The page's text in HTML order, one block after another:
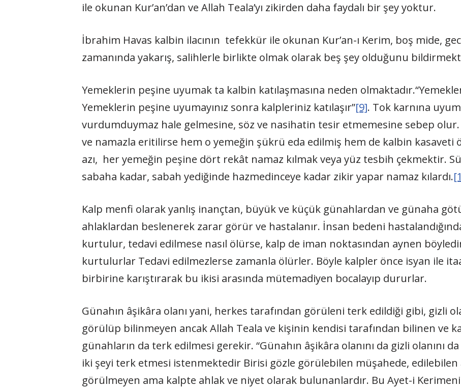
ile okunan Kur’an’dan ve Allah Teala’yı zikirden daha faydalı bir şey yoktur.
İbrahim Havas kalbin ilacının tefekkür ile okunan Kur’an-ı Kerim, boş mide,
zamanında yakarış, salihlerle birlikte olmak olarak beş şey olduğunu
Yemeklerin peşine uyumak ta kalbin katılaşmasına neden
Yemeklerin peşine uyumayınız sonra kalpleriniz katılaşır”[9]. Tok karnına
vurdumduymaz hale gelmesine, söz ve nasihatin tesir etmemesine sebep
ve namazla eritilirse hem o yemeğin şükrü eda edilmiş hem de kalbin kasaveti
azı, her yemeğin peşine dört rekât namaz kılmak veya yüz tesbih çekmektir.
sabaha kadar, sabah yediğinde hazmedinceye kadar zikir yapar namaz kılardı.
Kalp menfi olarak yanlış inançtan, büyük ve küçük günahlardan ve günaha
ahlaklardan beslenerek zarar görür ve hastalanır. İnsan bedeni
kurtulur, tedavi edilmese nasıl ölürse, kalp de iman noktasından aynen
kurtulurlar Tedavi edilmezlerse zamanla ölürler. Böyle kalpler önce isyan ile
birbirine karıştırarak bu ikisi arasında mütemadiyen bocalayıp dururlar.
Günahın âşikâra olanı yani, herkes tarafından görüleni terk edildiği gibi, gizli
görülüp bilinmeyen ancak Allah Teala ve kişinin kendisi tarafından bilinen ve
günahların da terk edilmesi gerekir. “Günahın âşikâra olanını da gizli olanını da
iki şeyi terk etmesi istenmektedir Birisi gözle görülebilen müşahede, edilebilen
görülmeyen ama kalpte ahlak ve niyet olarak bulunanlardır. Bu Ayet-i